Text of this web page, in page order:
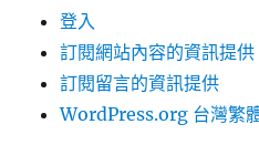
登入
訂閱網站內容的資訊提供
訂閱留言的資訊提供
WordPress.org 台灣繁